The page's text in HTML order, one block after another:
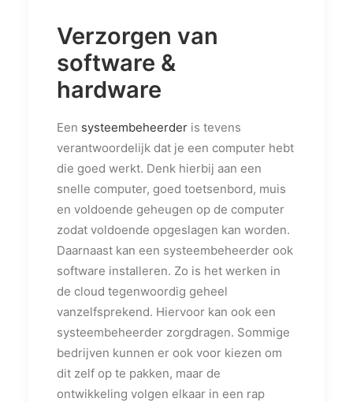
Verzorgen van
software &
hardware
Een systeembeheerder is tevens
verantwoordelijk dat je een computer hebt
die goed werkt. Denk hierbij aan een
snelle computer, goed toetsenbord, muis
en voldoende geheugen op de computer
zodat voldoende opgeslagen kan worden.
Daarnaast kan een systeembeheerder ook
software installeren. Zo is het werken in
de cloud tegenwoordig geheel
vanzelfsprekend. Hiervoor kan ook een
systeembeheerder zorgdragen. Sommige
bedrijven kunnen er ook voor kiezen om
dit zelf op te pakken, maar de
ontwikkeling volgen elkaar in een rap